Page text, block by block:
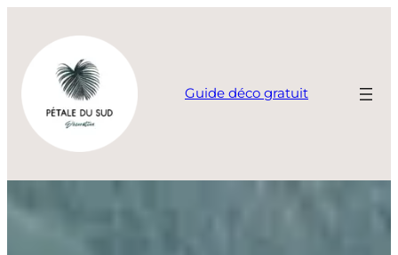
contenu
Guide déco gratuit